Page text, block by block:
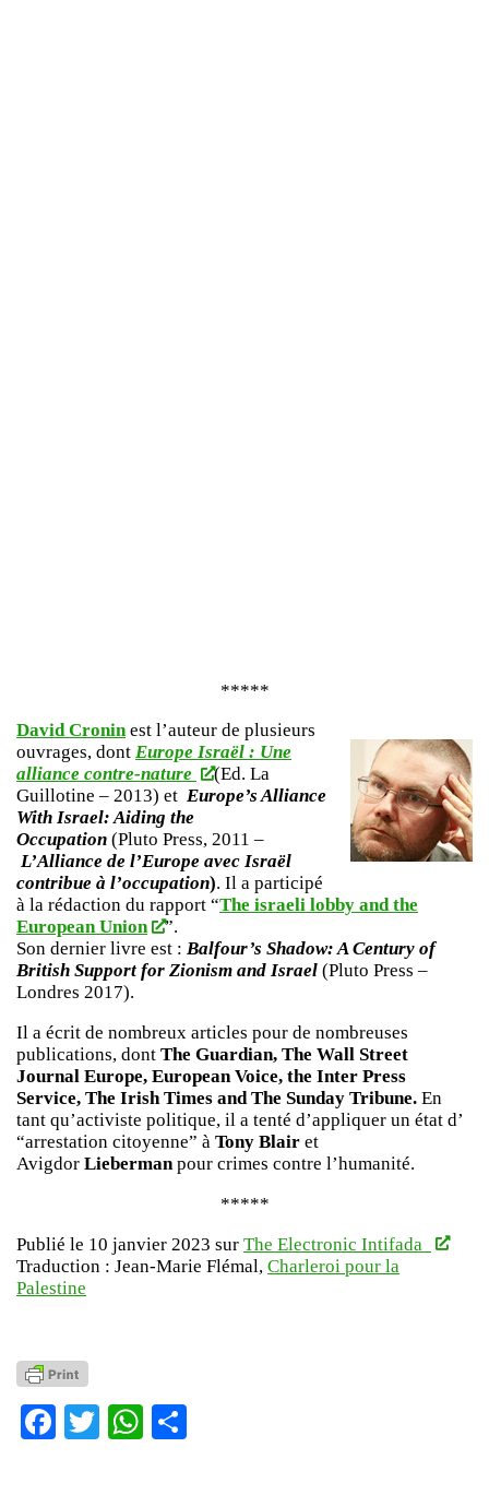
*****
David Croninest l’auteur de plusieurs
ouvrages, dont Europe Israël : Une
alliance contre-nature
(Ed. La
Guillotine – 2013) et Europe’s Alliance
With Israel: Aiding the
Occupation (Pluto Press, 2011 –
L’Alliance de l’Europe avec Israël
contribue à l’occupation). Il a participé
à la rédaction du rapport “The israeli lobby and the
European Union
”.
Son dernier livre est : Balfour’s Shadow: A Century of
British Support for Zionism and Israel (Pluto Press –
Londres 2017).
Il a écrit de nombreux articles pour de nombreuses
publications, dont The Guardian, The Wall Street
Journal Europe, European Voice, the Inter Press
Service, The Irish Times and The Sunday Tribune. En
tant qu’activiste politique, il a tenté d’appliquer un état d’
“arrestation citoyenne” à Tony Blair et
Avigdor Liebermanpour crimes contre l’humanité.
*****
Publié le 10 janvier 2023 sur The Electronic Intifada
Traduction : Jean-Marie Flémal, Charleroi pour la
Palestine
Facebook
TwitterWhatsApp